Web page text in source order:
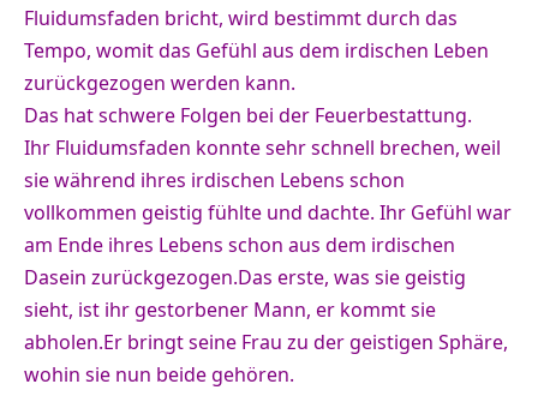
Fluidumsfaden bricht, wird bestimmt durch das
Tempo, womit das Gefühl aus dem irdischen Leben
zurückgezogen werden kann.
Das hat schwere Folgen bei der Feuerbestattung.
Ihr Fluidumsfaden konnte sehr schnell brechen, weil
sie während ihres irdischen Lebens schon
vollkommen geistig fühlte und dachte. Ihr Gefühl war
am Ende ihres Lebens schon aus dem irdischen
Dasein zurückgezogen.Das erste, was sie geistig
sieht, ist ihr gestorbener Mann, er kommt sie
abholen.Er bringt seine Frau zu der geistigen Sphäre,
wohin sie nun beide gehören.